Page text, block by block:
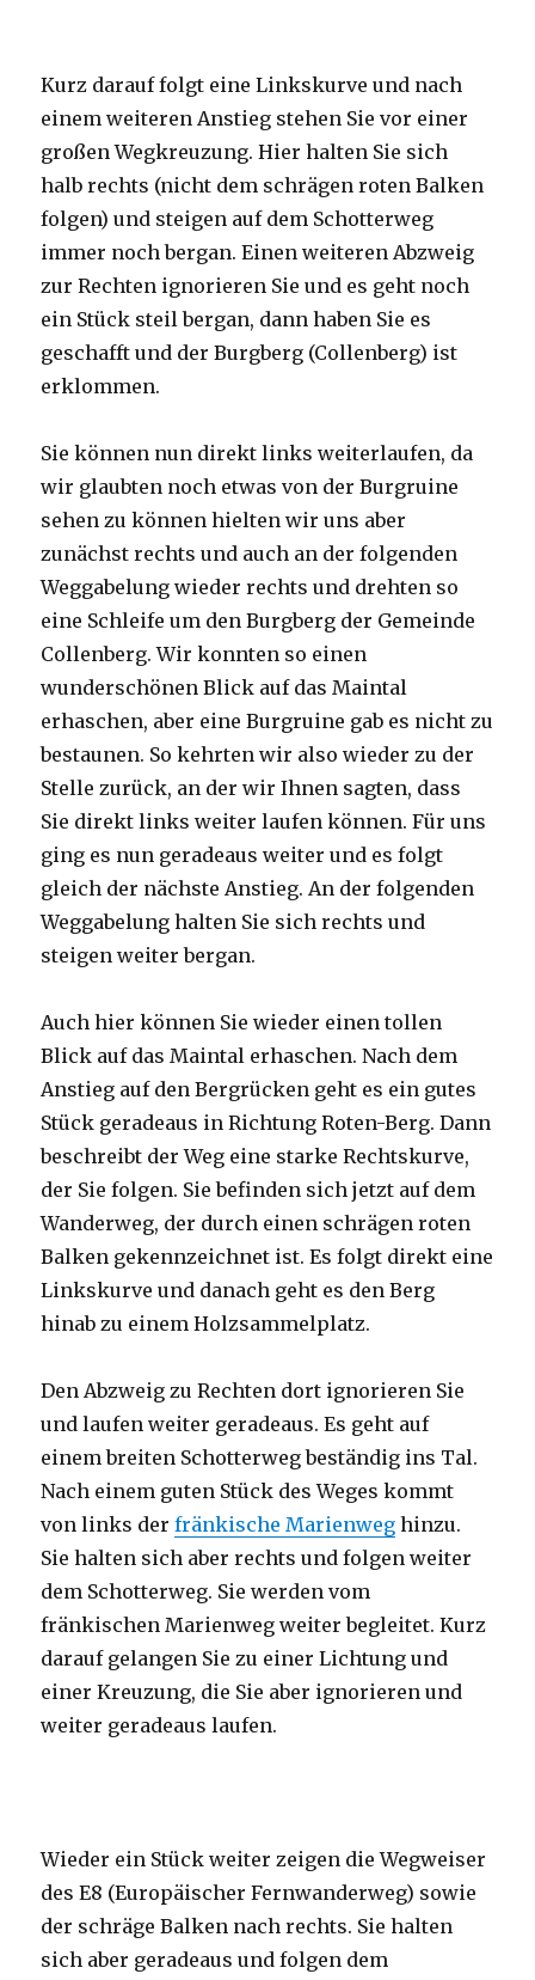
Kurz darauf folgt eine Linkskurve und nach
einem weiteren Anstieg stehen Sie vor einer
großen Wegkreuzung. Hier halten Sie sich
halb rechts (nicht dem schrägen roten Balken
folgen) und steigen auf dem Schotterweg
immer noch bergan. Einen weiteren Abzweig
zur Rechten ignorieren Sie und es geht noch
ein Stück steil bergan, dann haben Sie es
geschafft und der Burgberg (Collenberg) ist
erklommen.
Sie können nun direkt links weiterlaufen, da
wir glaubten noch etwas von der Burgruine
sehen zu können hielten wir uns aber
zunächst rechts und auch an der folgenden
Weggabelung wieder rechts und drehten so
eine Schleife um den Burgberg der Gemeinde
Collenberg. Wir konnten so einen
wunderschönen Blick auf das Maintal
erhaschen, aber eine Burgruine gab es nicht zu
bestaunen. So kehrten wir also wieder zu der
Stelle zurück, an der wir Ihnen sagten, dass
Sie direkt links weiter laufen können. Für uns
ging es nun geradeaus weiter und es folgt
gleich der nächste Anstieg. An der folgenden
Weggabelung halten Sie sich rechts und
steigen weiter bergan.
Auch hier können Sie wieder einen tollen
Blick auf das Maintal erhaschen. Nach dem
Anstieg auf den Bergrücken geht es ein gutes
Stück geradeaus in Richtung Roten-Berg. Dann
beschreibt der Weg eine starke Rechtskurve,
der Sie folgen. Sie befinden sich jetzt auf dem
Wanderweg, der durch einen schrägen roten
Balken gekennzeichnet ist. Es folgt direkt eine
Linkskurve und danach geht es den Berg
hinab zu einem Holzsammelplatz.
Den Abzweig zu Rechten dort ignorieren Sie
und laufen weiter geradeaus. Es geht auf
einem breiten Schotterweg beständig ins Tal.
Nach einem guten Stück des Weges kommt
von links derfränkische Marienweg hinzu.
Sie halten sich aber rechts und folgen weiter
dem Schotterweg. Sie werden vom
fränkischen Marienweg weiter begleitet. Kurz
darauf gelangen Sie zu einer Lichtung und
einer Kreuzung, die Sie aber ignorieren und
weiter geradeaus laufen.
Wieder ein Stück weiter zeigen die Wegweiser
des E8 (Europäischer Fernwanderweg) sowie
der schräge Balken nach rechts. Sie halten
sich aber geradeaus und folgen dem